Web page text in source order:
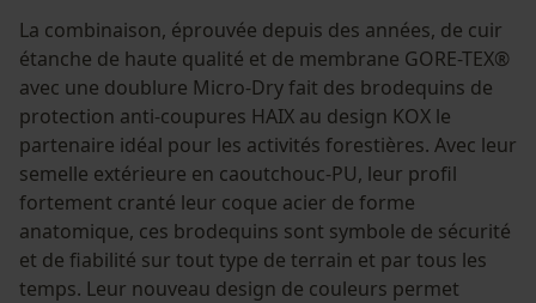
La combinaison, éprouvée depuis des années, de cuir
étanche de haute qualité et de membrane GORE-TEX®
avec une doublure Micro-Dry fait des brodequins de
protection anti-coupures HAIX au design KOX le
partenaire idéal pour les activités forestières. Avec leur
semelle extérieure en caoutchouc-PU, leur profil
fortement cranté leur coque acier de forme
anatomique, ces brodequins sont symbole de sécurité
et de fiabilité sur tout type de terrain et par tous les
temps. Leur nouveau design de couleurs permet